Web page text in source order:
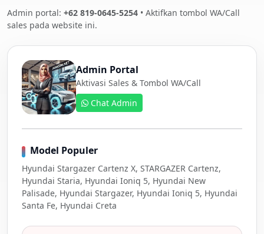
Admin portal: +62 819-0645-5254 • Aktifkan tombol WA/Call
sales pada website ini.
Admin Portal
Aktivasi Sales & Tombol WA/Call
Chat Admin
Model Populer
Hyundai Stargazer Cartenz X, STARGAZER Cartenz,
Hyundai Staria, Hyundai Ioniq 5, Hyundai New
Palisade, Hyundai Stargazer, Hyundai Ioniq 5, Hyundai
Santa Fe, Hyundai Creta